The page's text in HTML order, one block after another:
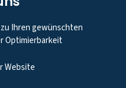
Ihren gewünschten
Optimierbarkeit
Website